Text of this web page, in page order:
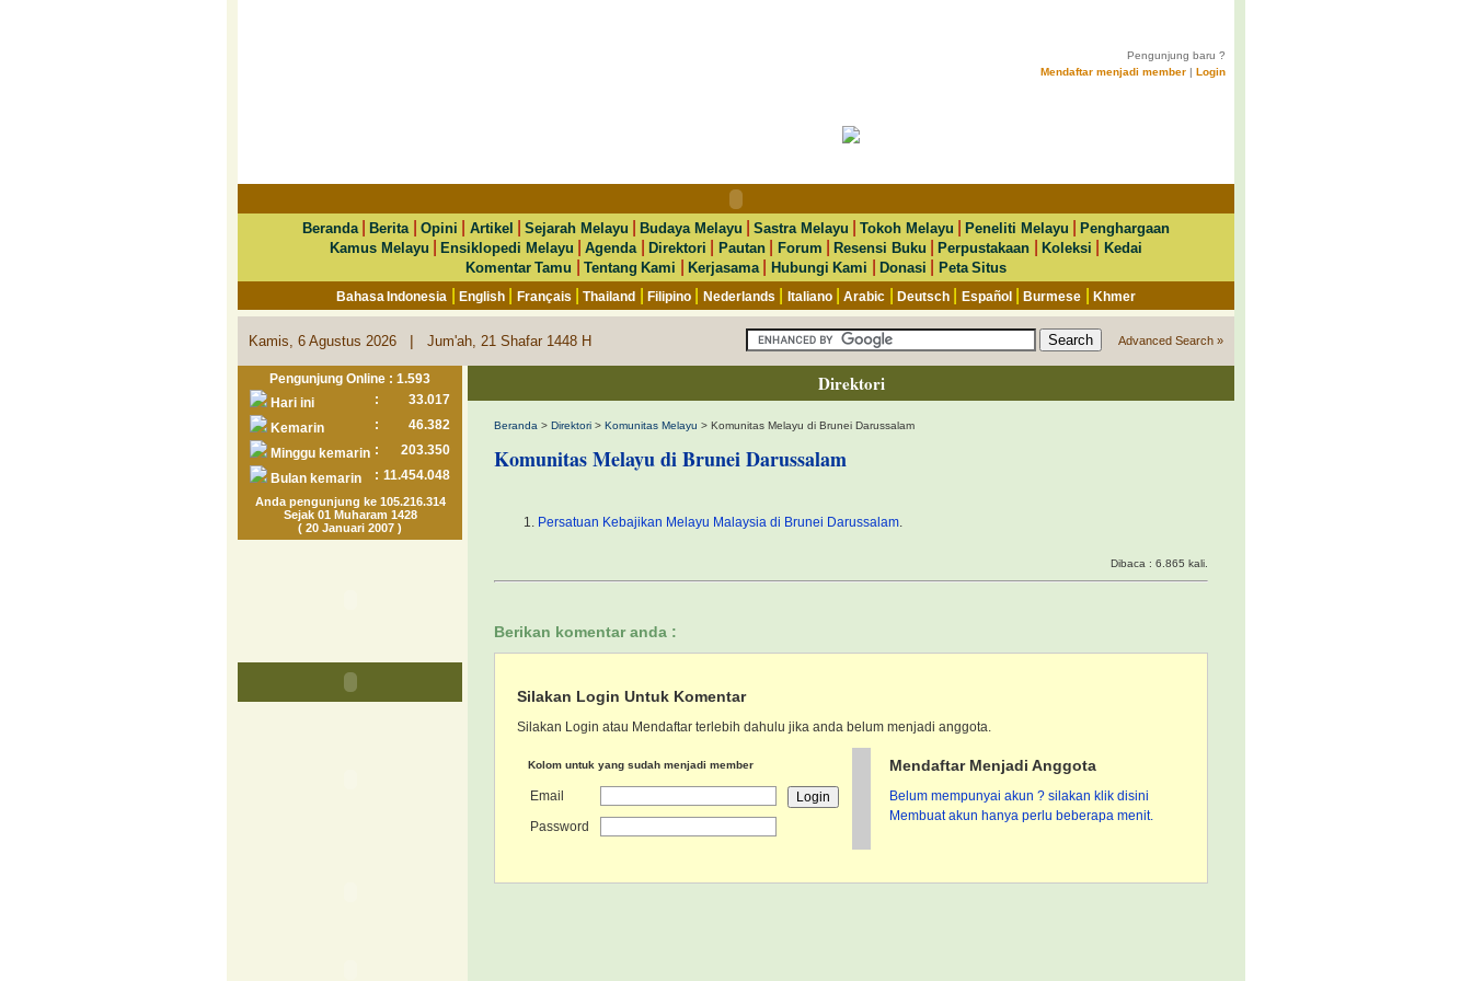
Pengunjung baru ?
Mendaftar menjadi member | Login
Beranda|Berita Opini Artikel |Sejarah Melayu |Budaya Melayu |Sastra Melayu |Tokoh Melayu |Peneliti Melayu |Penghargaan
Kamus Melayu
|Ensiklopedi Melayu |Agenda |Direktori Pautan| Forum |Resensi Buku |Perpustakaan Koleksi
Kedai
Komentar Tamu
|Tentang Kami |Kerjasama Hubungi Kami Donasi Peta Situs
Bahasa Indonesia |English Français |Thailand |Filipino Nederlands Italiano|Arabic Deutsch| Español|Burmese Khmer
Kamis, 6 Agustus 2026 | Jum'ah, 21 Shafar 1448 H Advanced Search »
Pengunjung Online : 1.593
Hari ini
:
33.017
Kemarin
:
46.382
Minggu kemarin :
203.350
Bulan kemarin
: 11.454.048
Anda pengunjung ke 105.216.314
Sejak 01 Muharam 1428
( 20 Januari 2007 )
Direktori
Beranda > Direktori > Komunitas Melayu > Komunitas Melayu di Brunei Darussalam
Komunitas Melayu di Brunei Darussalam
Persatuan Kebajikan Melayu Malaysia di Brunei Darussalam.
Dibaca : 6.865 kali.
Berikan komentar anda :
Silakan Login Untuk Komentar
Silakan Login atau Mendaftar terlebih dahulu jika anda belum menjadi anggota.
Kolom untuk yang sudah menjadi member
Email
Password
Mendaftar Menjadi Anggota
Belum mempunyai akun ? silakan klik disini
Membuat akun hanya perlu beberapa menit.